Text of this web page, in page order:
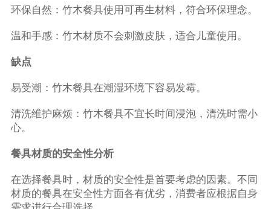
环保自然：竹木餐具使用可再生材料，符合环保理念。
温和手感：竹木材质不会刺激皮肤，适合儿童使用。
缺点
易受潮：竹木餐具在潮湿环境下容易发霉。
清洗维护麻烦：竹木餐具不宜长时间浸泡，清洗时需小
心。
餐具材质的安全性分析
在选择餐具时，材质的安全性是首要考虑的因素。不同
材质的餐具在安全性方面各有优劣，消费者应根据自身